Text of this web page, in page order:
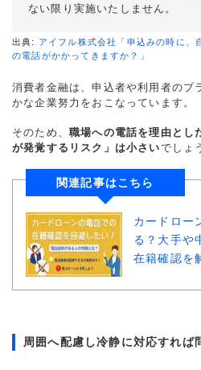
ない限り実施いたしません。
出典: アイフル株式会社「申込みの時に、
の電話がかかってきますか？」
消費者金融は、申込者や利用者のプ
かな企業努力をおこなっています。
そのため、 職場への電話を理由とし
が発覚するリスク」は小さいでしょ
関連記事はこちら
カードロー
る？大手や
在籍確認を
周囲へ配慮し冷静に対応すれば